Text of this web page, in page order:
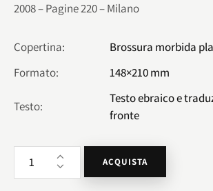
2008 – Pagine 220 – Milano
Copertina
Brossura morbida
Formato
148×210 mm
Testo
Testo ebraico e
fronte
ACQUISTA